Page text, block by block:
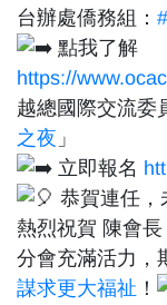
台辦處僑務組：
點我了解
https://
越總國際交流委
之夜 」
立即報名
恭賀連任，
熱烈祝賀 陳會長
分會充滿活力，
謀求更大福祉 ！